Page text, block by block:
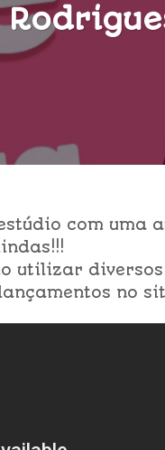
com uma
utilizar
no